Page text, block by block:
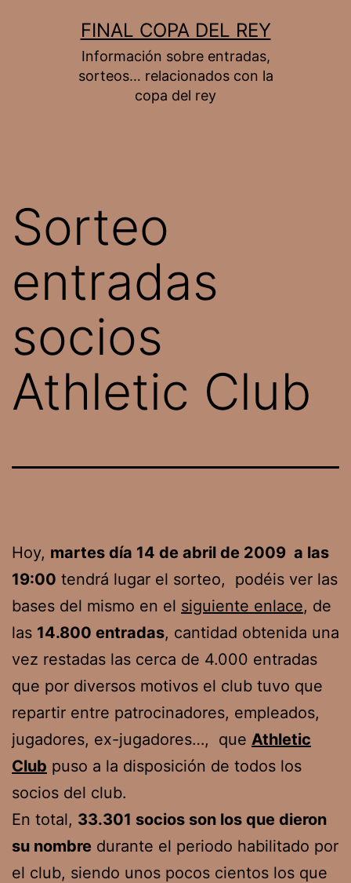
FINAL COPA DEL REY
Información sobre entradas,
sorteos… relacionados con la
copa del rey
Sorteo
entradas
socios
Athletic Club
Hoy, martes día 14 de abril de 2009 a las
19:00 tendrá lugar el sorteo, podéis ver las
bases del mismo en el siguiente enlace, de
las 14.800 entradas, cantidad obtenida una
vez restadas las cerca de 4.000 entradas
que por diversos motivos el club tuvo que
repartir entre patrocinadores, empleados,
jugadores, ex-jugadores…, que Athletic
Club puso a la disposición de todos los
socios del club.
En total, 33.301 socios son los que dieron
su nombre durante el periodo habilitado por
el club, siendo unos pocos cientos los que